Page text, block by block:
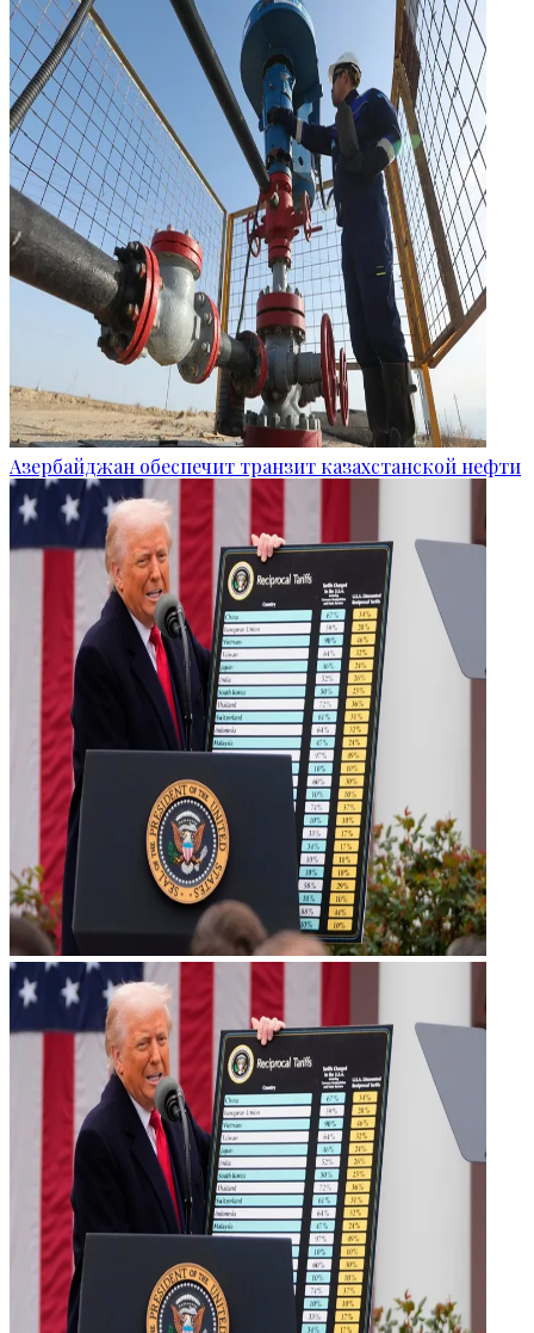
Азербайджан обеспечит транзит казахстанской нефти